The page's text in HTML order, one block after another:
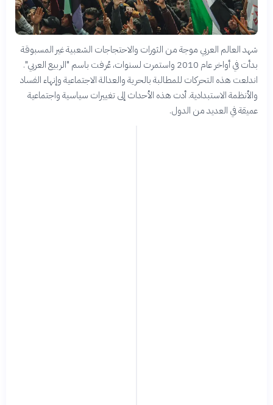
شهد العالم العربي موجة من الثورات والاحتجاجات الشعبية غير المسبوقة
بدأت في أواخر عام 2010 واستمرت لسنوات، عُرفت باسم "الربيع العربي".
اندلعت هذه التحركات للمطالبة بالحرية والعدالة الاجتماعية وإنهاء الفساد
والأنظمة الاستبدادية. أدت هذه الأحداث إلى تغييرات سياسية واجتماعية
عميقة في العديد من الدول.